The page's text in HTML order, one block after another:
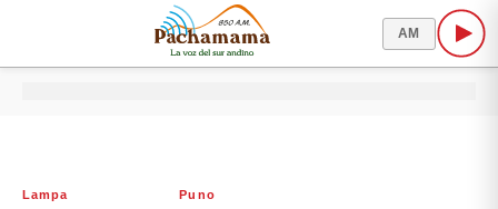
AM
Lampa Puno